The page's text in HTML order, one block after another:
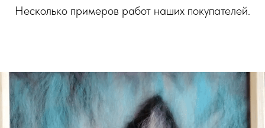
Несколько примеров работ наших покупателей.